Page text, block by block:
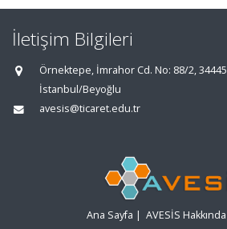
İletişim Bilgileri
Örnektepe, İmrahor Cd. No: 88/2, 34445
İstanbul/Beyoğlu
avesis@ticaret.edu.tr
Ana Sayfa | AVESİS Hakkında